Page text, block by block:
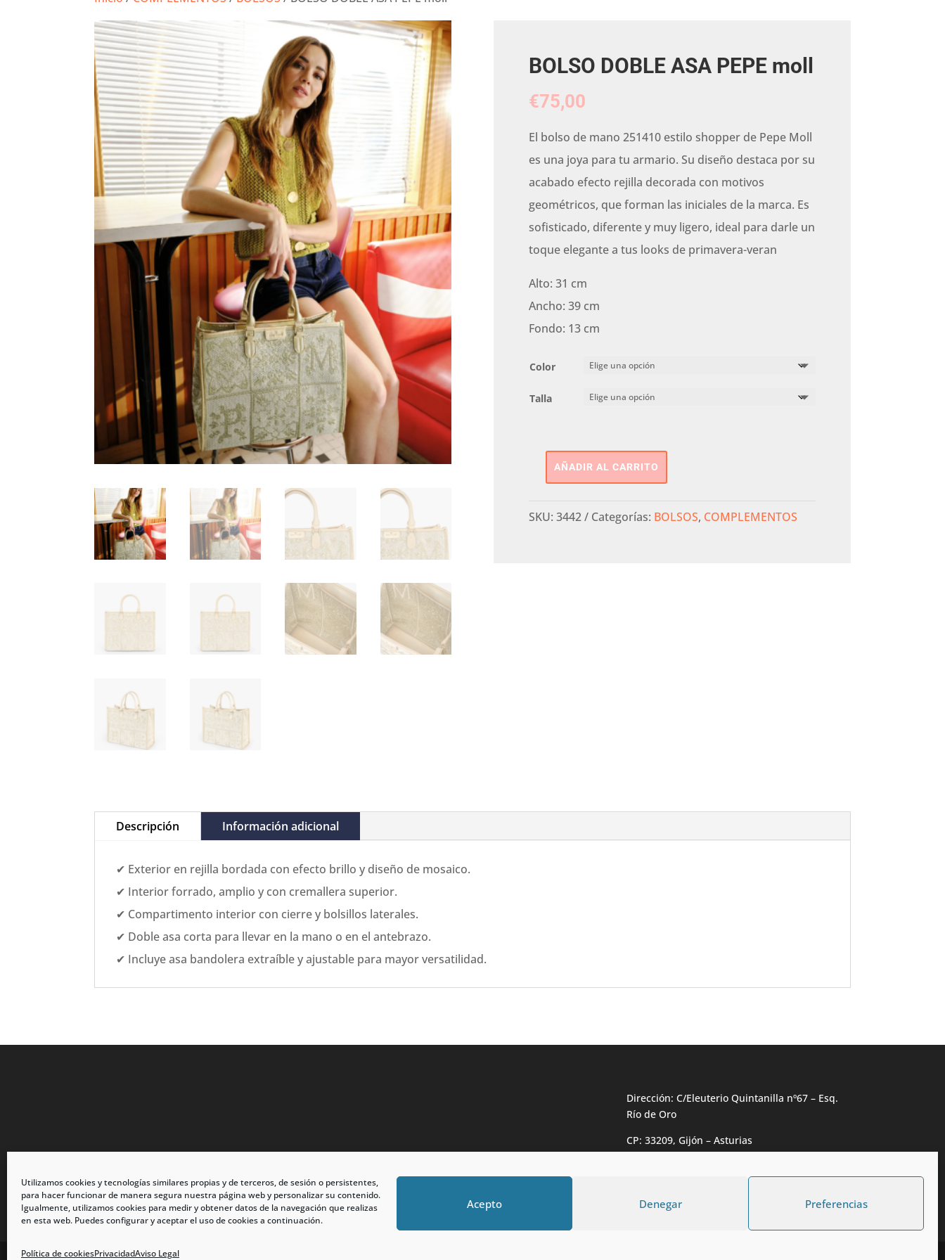
Utilizamos cookies y tecnologías similares propias y de terceros, de sesión o persistentes,
para hacer funcionar de manera segura nuestra página web y personalizar su contenido.
Igualmente, utilizamos cookies para medir y obtener datos de la navegación que realizas
en esta web. Puedes configurar y aceptar el uso de cookies a continuación.
Acepto Denegar Preferencias
Política de cookiesPrivacidadAviso Legal
BOLSO DOBLE ASA PEPE moll
€75,00
El bolso de mano 251410 estilo shopper de Pepe Moll
es una joya para tu armario. Su diseño destaca por su
acabado efecto rejilla decorada con motivos
geométricos, que forman las iniciales de la marca. Es
sofisticado, diferente y muy ligero, ideal para darle un
toque elegante a tus looks de primavera-veran
Alto: 31 cm
Ancho: 39 cm
Fondo: 13 cm
Color
Talla
BOLSO
PEPE
AÑADIR AL CARRITO
SKU: 3442 Categorías: BOLSOS, COMPLEMENTOS
Descripción Información adicional
✔ Exterior en rejilla bordada con efecto brillo y diseño de mosaico.
✔ Interior forrado, amplio y con cremallera superior.
✔ Compartimento interior con cierre y bolsillos laterales.
✔ Doble asa corta para llevar en la mano o en el antebrazo.
✔ Incluye asa bandolera extraíble y ajustable para mayor versatilidad.
Dirección: C/Eleuterio Quintanilla nº67 – Esq.
Río de Oro
CP: 33209, Gijón – Asturias